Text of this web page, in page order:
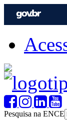
Pesquisa na ENCE